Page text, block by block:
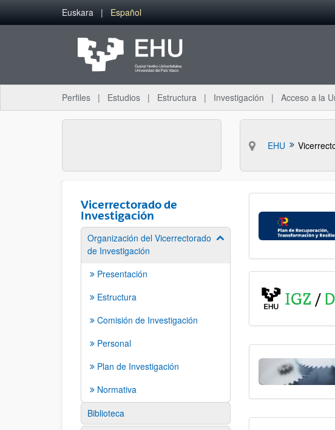
Saltar al contenido principal
Euskara Español
Perfiles Estudios Estructura Investigación Acceso a la
EHU
Vicerrectorado de
Investigación
Organización del Vicerrectorado
de Investigación
Mostrar/ocultar subpáginas
Presentación
Estructura
Comisión de Investigación
Personal
Plan de Investigación
Normativa
Biblioteca